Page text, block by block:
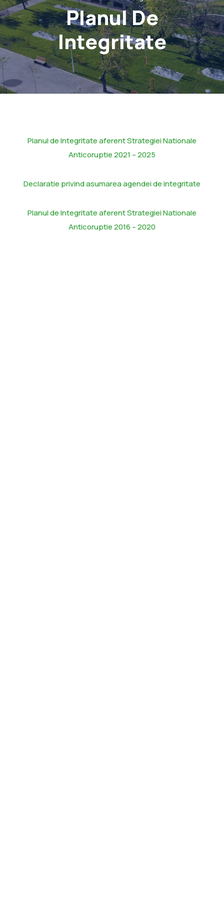
Planul De
Integritate
Planul de Integritate aferent Strategiei Nationale
Anticoruptie 2021 – 2025
Declaratie privind asumarea agendei de integritate
Planul de Integritate aferent Strategiei Nationale
Anticoruptie 2016 – 2020